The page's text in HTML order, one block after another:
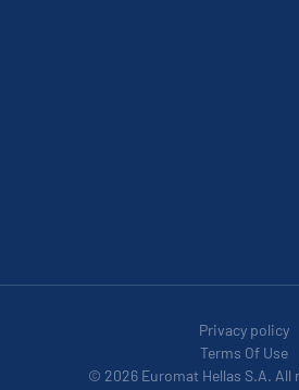
© 2026 Euromat Hellas S.A. All
Privacy policy
Terms Of Use